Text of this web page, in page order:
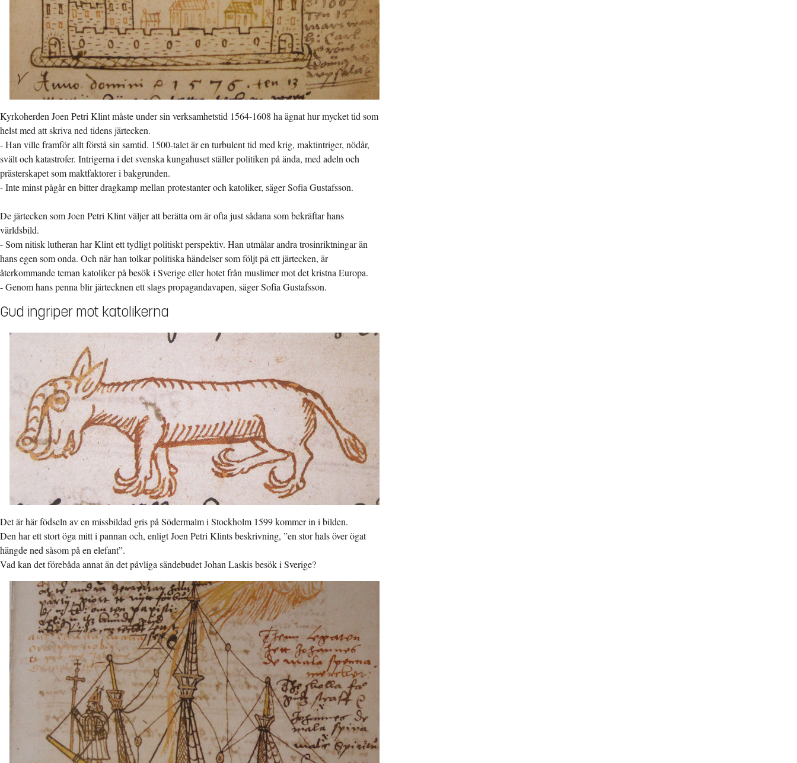
Kyrkoherden Joen Petri Klint måste under sin verksamhetstid 1564-1608 ha ägnat hur mycket tid som
helst med att skriva ned tidens järtecken.
- Han ville framför allt förstå sin samtid. 1500-talet är en turbulent tid med krig, maktintriger, nödår,
svält och katastrofer. Intrigerna i det svenska kungahuset ställer politiken på ända, med adeln och
prästerskapet som maktfaktorer i bakgrunden.
- Inte minst pågår en bitter dragkamp mellan protestanter och katoliker, säger Sofia Gustafsson.
De järtecken som Joen Petri Klint väljer att berätta om är ofta just sådana som bekräftar hans
världsbild.
- Som nitisk lutheran har Klint ett tydligt politiskt perspektiv. Han utmålar andra trosinriktningar än
hans egen som onda. Och när han tolkar politiska händelser som följt på ett järtecken, är
återkommande teman katoliker på besök i Sverige eller hotet från muslimer mot det kristna Europa.
- Genom hans penna blir järtecknen ett slags propagandavapen, säger Sofia Gustafsson.
Gud ingriper mot katolikerna
Det är här födseln av en missbildad gris på Södermalm i Stockholm 1599 kommer in i bilden.
Den har ett stort öga mitt i pannan och, enligt Joen Petri Klints beskrivning, ”en stor hals över ögat
hängde ned såsom på en elefant”.
Vad kan det förebåda annat än det påvliga sändebudet Johan Laskis besök i Sverige?